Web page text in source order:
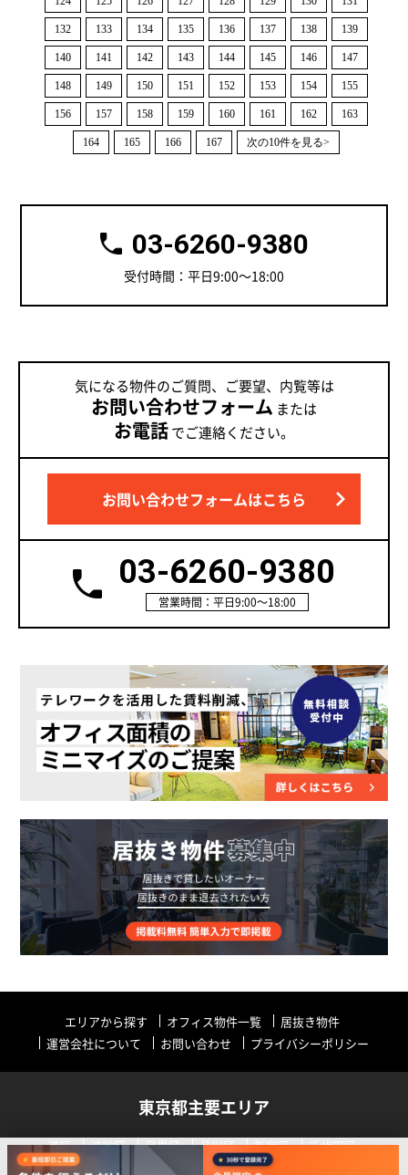
132 133 134 135 136 137 138 139
140 141 142 143 144 145 146 147
148 149 150 151 152 153 154 155
156 157 158 159 160 161 162 163
164 165 166 167 次の10件を見る>
03-6260-9380
受付時間：平日9:00～18:00
気になる物件のご質問、ご要望、内覧等は
お問い合わせフォーム または
お電話でご連絡ください。
お問い合わせフォームはこちら
03-6260-9380
営業時間：平日9:00～18:00
エリアから探す オフィス物件一覧
居抜き物件
運営会社について
お問い合わせ プライバシーポリシー
東京都主要エリア
港区 渋谷区 目黒区 品川区 新宿区
千代田区
世田谷区 中野区